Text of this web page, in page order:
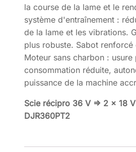
la course de la lame et le
système d'entraînement :
de la lame et les vibrations.
plus robuste. Sabot renforcé
Moteur sans charbon : usure
consommation réduite,
puissance de la machine
Scie récipro 36 V => 2 x 18
DJR360PT2